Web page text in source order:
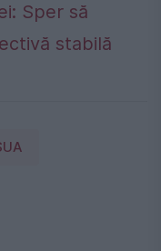
Sper să
stabilă